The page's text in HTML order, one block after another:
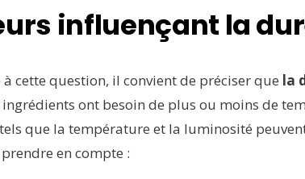
influençant la
cette question, il convient de préciser que la
ingrédients ont besoin de plus ou moins de
que la température et la luminosité
en compte :